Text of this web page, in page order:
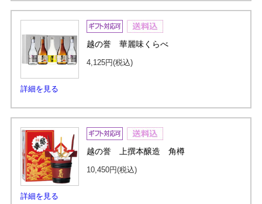
詳細を見る
越の誉 華麗味くらべ
4,125円(税込)
詳細を見る
越の誉 上撰本醸造 角樽
10,450円(税込)